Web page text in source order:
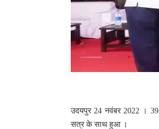
उदयपुर 24 नवंबर 2022 । 39
सत्र के साथ हुआ ।